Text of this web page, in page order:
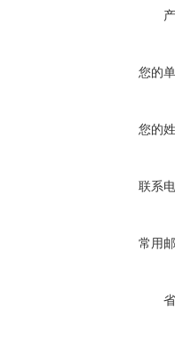
您的
您的
联系
常用